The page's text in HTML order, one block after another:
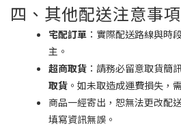
四、其他配送注意事項
宅配訂單 ：實際配送路線與時
主。
超商取貨 ：請務必留意取貨簡
取貨 。如未取造成運費損失，
商品一經寄出，恕無法更改配
填寫資訊無誤。